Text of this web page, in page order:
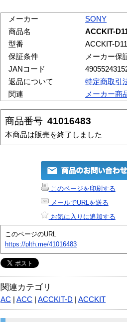
メーカー
SONY
商品名
ACCKIT-
型番
ACCKIT-
保証条件
メーカー保
JANコード
返品について
特定商取引
関連
メーカー商
商品番号 41016483
本商品は販売を終了しました
このページを印刷する
メールでURLを送る
お気に入りに追加する
このページのURL
https://plth.me/41016483
関連カテゴリ
AC ACC ACCKIT-D ACCKIT